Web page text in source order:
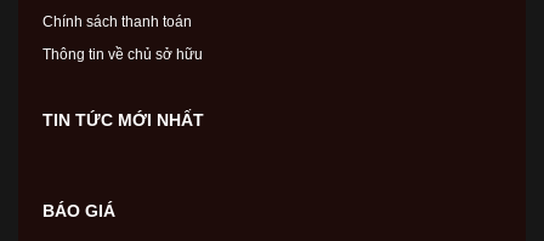
Chính sách thanh toán
Thông tin về chủ sở hữu
TIN TỨC MỚI NHẤT
BÁO GIÁ